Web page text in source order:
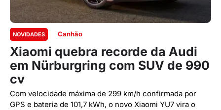
NOVIDADES Canhão
Xiaomi quebra recorde da Audi
em Nürburgring com SUV de 990
cv
Com velocidade máxima de 299 km/h confirmada por
GPS e bateria de 101,7 kWh, o novo Xiaomi YU7 vira o